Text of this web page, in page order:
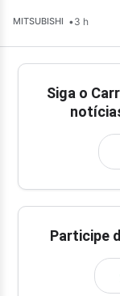
MITSUBISHI •3 h
Siga o
Participe